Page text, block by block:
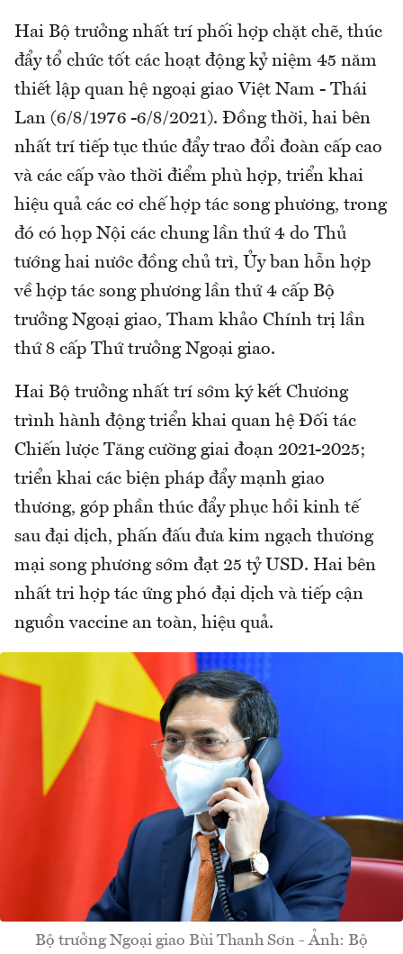
Hai Bộ trưởng nhất trí phối hợp chặt chẽ, thúc
đẩy tổ chức tốt các hoạt động kỷ niệm 45 năm
thiết lập quan hệ ngoại giao Việt Nam - Thái
Lan (6/8/1976 -6/8/2021). Đồng thời, hai bên
nhất trí tiếp tục thúc đẩy trao đổi đoàn cấp cao
và các cấp vào thời điểm phù hợp, triển khai
hiệu quả các cơ chế hợp tác song phương, trong
đó có họp Nội các chung lần thứ 4 do Thủ
tướng hai nước đồng chủ trì, Ủy ban hỗn hợp
về hợp tác song phương lần thứ 4 cấp Bộ
trưởng Ngoại giao, Tham khảo Chính trị lần
thứ 8 cấp Thứ trưởng Ngoại giao.
Hai Bộ trưởng nhất trí sớm ký kết Chương
trình hành động triển khai quan hệ Đối tác
Chiến lược Tăng cường giai đoạn 2021-2025;
triển khai các biện pháp đẩy mạnh giao
thương, góp phần thúc đẩy phục hồi kinh tế
sau đại dịch, phấn đấu đưa kim ngạch thương
mại song phương sớm đạt 25 tỷ USD. Hai bên
nhất tri hợp tác ứng phó đại dịch và tiếp cận
nguồn vaccine an toàn, hiệu quả.
Bộ trưởng Ngoại giao Bùi Thanh Sơn - Ảnh: Bộ